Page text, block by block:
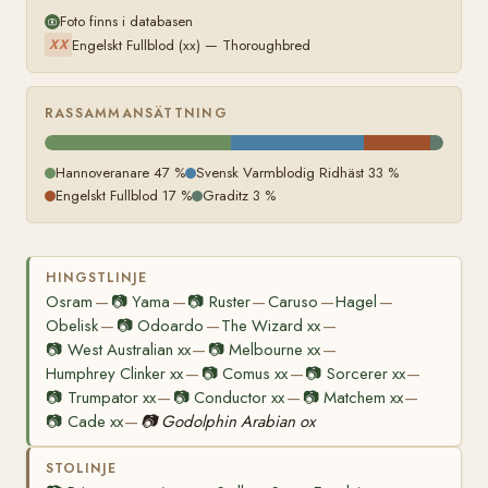
Foto finns i databasen
XX Engelskt Fullblod (xx) — Thoroughbred
RASSAMMANSÄTTNING
Hannoveranare 47 % Svensk Varmblodig Ridhäst 33 %
Engelskt Fullblod 17 % Graditz 3 %
HINGSTLINJE
Osram — 📷Yama —📷 Ruster—Caruso —Hagel —
Obelisk— 📷Odoardo —The Wizard xx—
📷 West Australian xx— 📷Melbourne xx—
Humphrey Clinker xx— 📷Comus xx—📷 Sorcerer xx—
📷 Trumpator xx— 📷Conductor xx— 📷 Matchem xx—
📷 Cade xx— 📷 Godolphin Arabian ox
STOLINJE